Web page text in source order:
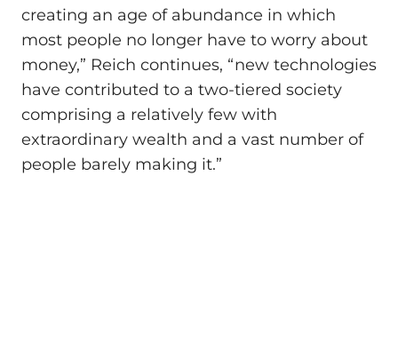
creating an age of abundance in which
most people no longer have to worry about
money,” Reich continues, “new technologies
have contributed to a two-tiered society
comprising a relatively few with
extraordinary wealth and a vast number of
people barely making it.”